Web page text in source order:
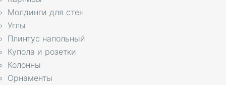
Молдинги для стен
Углы
Плинтус напольный
Купола и розетки
Колонны
Орнаменты